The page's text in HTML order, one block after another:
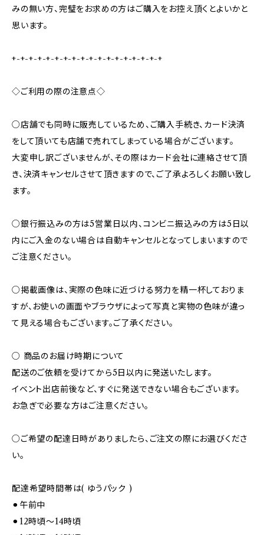
みの無い方、完璧をお求めの方はご購入をお控え頂くとよいかと
思います。
+-+-+-+-+-+-+-+-+-+-+-+-+-+-+-+-+-+
◇ご利用の際の注意点◇
○店舗でも同時に販売しているため、ご購入手続き、カード決済
をして頂いても店舗で売れてしまっている場合がございます。
大変申し訳ございませんが、その際はカード会社に連絡させて頂
き、決済キャンセルさせて頂きますので、ご了承よろしくお願い致し
ます。
○銀行振込みの方は5営業日以内、コンビニ振込みの方は5日以
内にご入金のない場合は自動キャンセルとなってしまいますので
ご注意ください。
○掲載画像は、実際の色味に近づける努力を精一杯しておりま
すが、お使いの画面やブラウザによって写真と実物の色味が違っ
て見える場合もございます。ご了承ください。
○ 商品のお届け時期について
配送のご依頼を受けてから5日以内に発送いたします。
イベント出店前後など、すぐに発送できない場合もございます。
お急ぎで必要な方はご注意ください。
○ご希望の配達日時がありましたら、ご注文の際にお選びくださ
い。
配達希望時間帯は( ゆうパック )
⚫︎午前中
⚫︎12時頃～14時頃